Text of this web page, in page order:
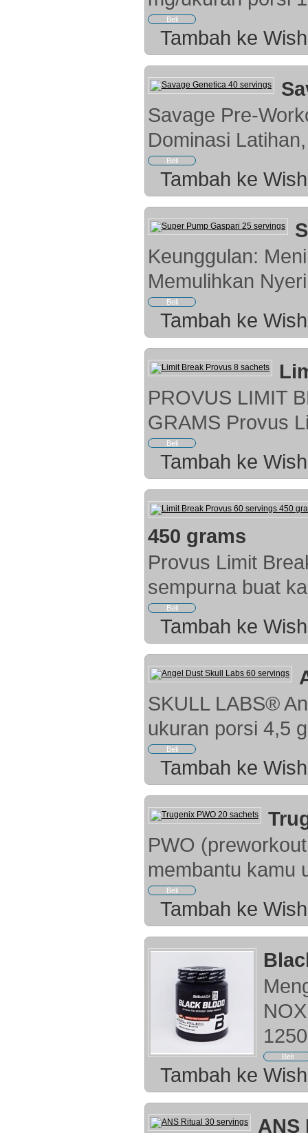
Tambah ke
Savage Pre-
Dominasi
Tambah ke
Keunggulan:
Memulihkan
Tambah ke
PROVUS LIMIT
GRAMS Provus
Tambah ke
450 grams
Provus Limit
sempurna buat
Tambah ke
SKULL LABS®
ukuran porsi 4,5
Tambah ke
PWO
membantu kamu
Tambah ke
Tambah ke
ANS